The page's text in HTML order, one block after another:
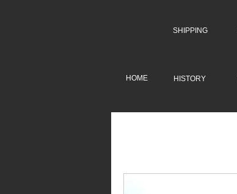
SHIPPING
HOME HISTORY